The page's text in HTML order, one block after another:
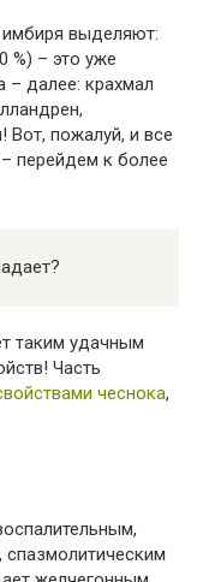
выделяют:
%) – это уже
– далее: крахмал
Вот, пожалуй, и все
перейдем к более
таким удачным
Часть
чеснока,